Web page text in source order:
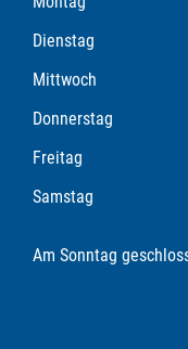
Dienstag
Mittwoch
Donnerstag
Freitag
Samstag
Am Sonntag